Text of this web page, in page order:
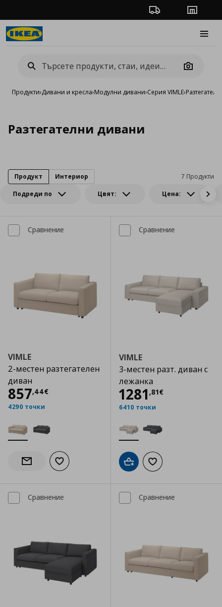
Проследяване на
Camera
Продукти›Дивани и кресла›Модулни дивани›Серия VIMLE›
Разтегателни дивани
Подреди по Цвят: Цена:
7 Продукти
Продукт Интериор
Сравнение
VIMLE
2-местен разтегателен
диван
857,44€
Цена857,44 €
4290 точки
Информирай ме за наличност
Добави към списъка с любими
Сравнение
VIMLE
3-местен разт. диван с
лежанка
1281 ,81€
Цена1281,81 €
6410 точки
Добави в кошницата
Добави към
Сравнение Сравнение